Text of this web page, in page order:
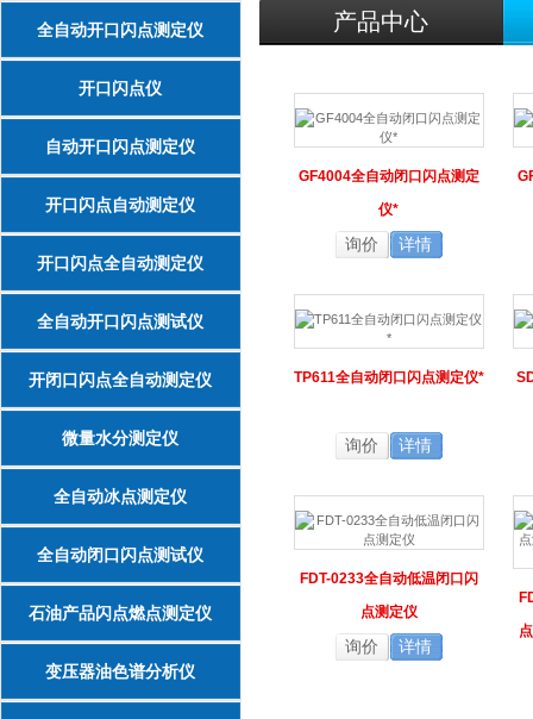
全自动开口闪点测定仪
开口闪点仪
自动开口闪点测定仪
开口闪点自动测定仪
开口闪点全自动测定仪
全自动开口闪点测试仪
开闭口闪点全自动测定仪
微量水分测定仪
全自动冰点测定仪
全自动闭口闪点测试仪
石油产品闪点燃点测定仪
变压器油色谱分析仪
产品中心
GF4004全自动闭口闪点测定
仪*
询价 详情
TP611全自动闭口闪点测定仪*
询价 详情
FDT-0233全自动低温闭口闪
点测定仪
询价 详情